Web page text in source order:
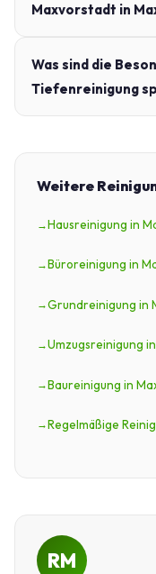
Maxvorstadt in
Was sind die
Tiefenreinigung
Weitere
Hausreinigung in
Büroreinigung in
Grundreinigung in
Umzugsreinigung
Baureinigung in
Regelmäßige
RM